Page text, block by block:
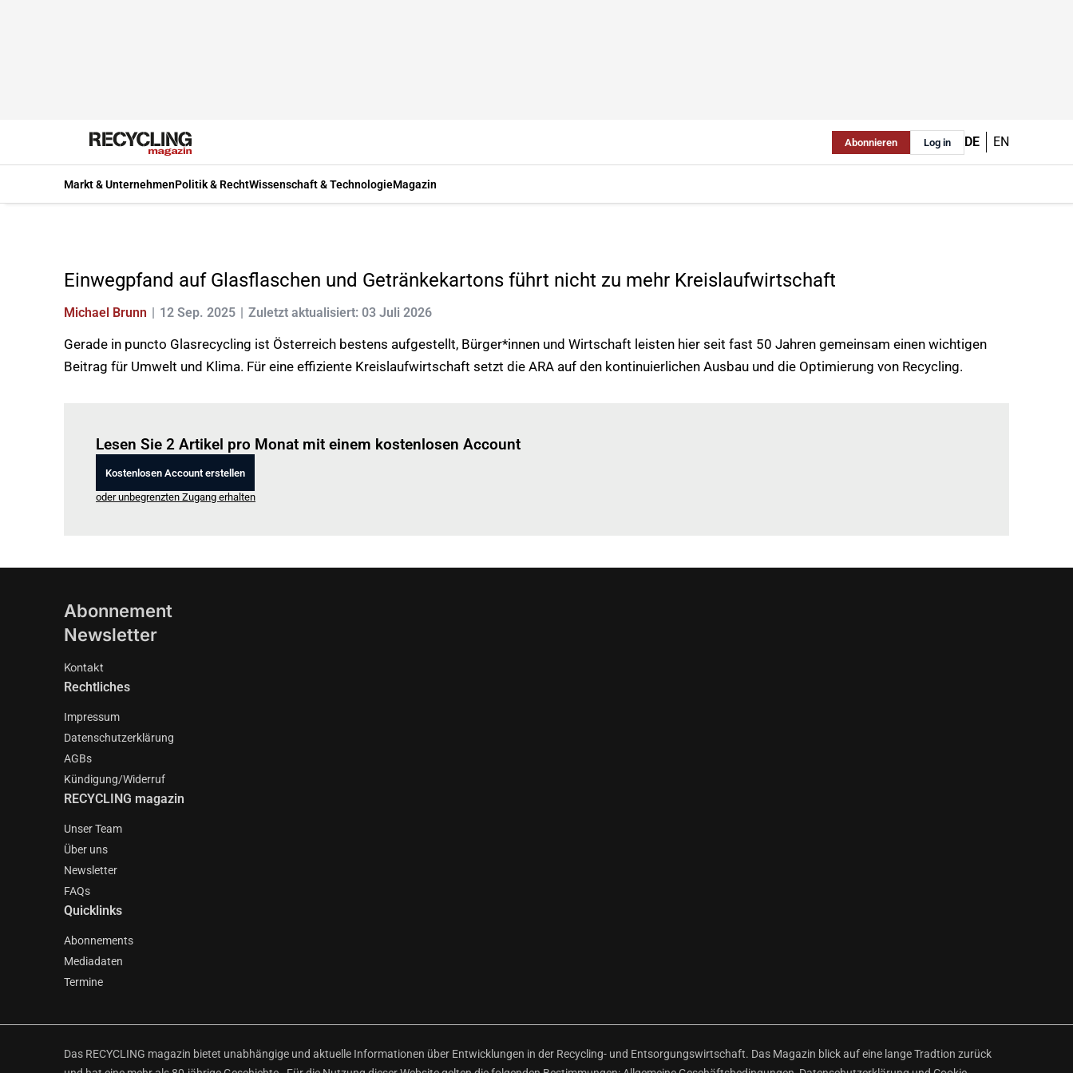
Abonnieren Log in DE EN
Markt & UnternehmenPolitik & RechtWissenschaft & TechnologieMagazin
Einwegpfand auf Glasflaschen und Getränkekartons führt nicht zu mehr Kreislaufwirtschaft
Michael Brunn 12 Sep. 2025 Zuletzt aktualisiert: 03 Juli 2026
Gerade in puncto Glasrecycling ist Österreich bestens aufgestellt, Bürger*innen und Wirtschaft leisten hier seit fast 50 Jahren gemeinsam einen wichtigen
Beitrag für Umwelt und Klima. Für eine effiziente Kreislaufwirtschaft setzt die ARA auf den kontinuierlichen Ausbau und die Optimierung von Recycling.
Lesen Sie 2 Artikel pro Monat mit einem kostenlosen Account
Kostenlosen Account erstellen
oder unbegrenzten Zugang erhalten
Abonnement
Newsletter
Kontakt
Rechtliches
Impressum
Datenschutzerklärung
AGBs
Kündigung/Widerruf
RECYCLING magazin
Unser Team
Über uns
Newsletter
FAQs
Quicklinks
Abonnements
Mediadaten
Termine
Das RECYCLING magazin bietet unabhängige und aktuelle Informationen über Entwicklungen in der Recycling- und Entsorgungswirtschaft. Das Magazin blick auf eine lange Tradtion zurück